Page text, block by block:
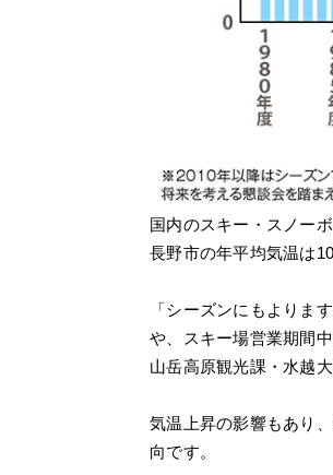
国内のスキー・スノー
長野市の年平均気温は
「シーズンにもよりま
や、スキー場営業期間
山岳高原観光課・水越
気温上昇の影響もあり
向です。